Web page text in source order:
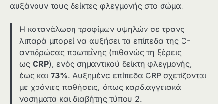
αυξάνουν τους δείκτες φλεγμονής στο σώμα.
Η κατανάλωση τροφίμων υψηλών σε τρανς
λιπαρά μπορεί να αυξήσει τα επίπεδα της C-
αντιδρώσας πρωτεΐνης (πιθανώς τη ξέρεις
ως CRP), ενός σημαντικού δείκτη φλεγμονής,
έως και 73%. Αυξημένα επίπεδα CRP σχετίζονται
με χρόνιες παθήσεις, όπως καρδιαγγειακά
νοσήματα και διαβήτης τύπου 2.